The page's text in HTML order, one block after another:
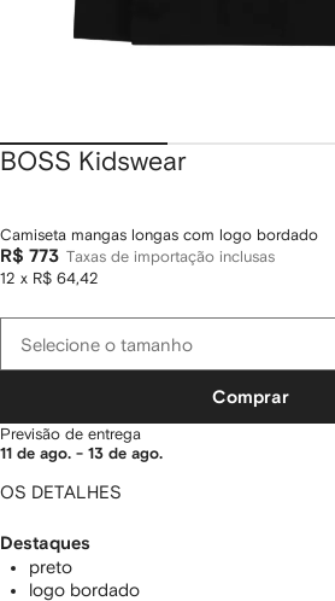
BOSS Kidswear
Camiseta mangas longas com logo bordado
R$ 773
12 x R$ 64,42
Taxas de importação inclusas
Selecione o tamanho
Comprar
Previsão de entrega
11 de ago. - 13 de ago.
OS DETALHES
Destaques
preto
logo bordado